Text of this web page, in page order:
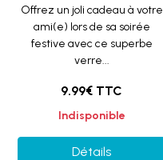
Offrez un joli cadeau à votre
ami(e) lors de sa soirée
festive avec ce superbe
verre...
9.99€ TTC
Indisponible
Détails